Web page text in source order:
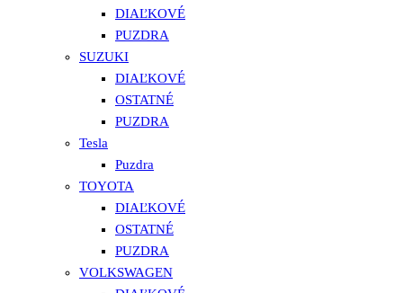
DIAĽKOVÉ
PUZDRA
SUZUKI
DIAĽKOVÉ
OSTATNÉ
PUZDRA
Tesla
Puzdra
TOYOTA
DIAĽKOVÉ
OSTATNÉ
PUZDRA
VOLKSWAGEN